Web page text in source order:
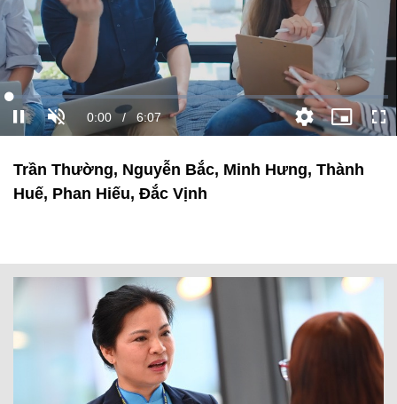
Trần Thường, Nguyễn Bắc, Minh Hưng, Thành
Huế, Phan Hiếu, Đắc Vịnh